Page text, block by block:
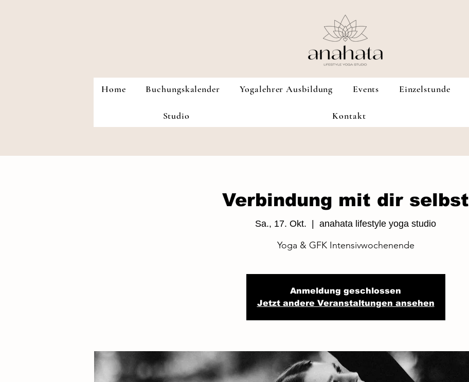
Home Buchungskalender Yogalehrer Ausbildung Events Einzelstunde
Studio Kontakt
Verbindung mit dir selbst
Sa., 17. Okt. anahata lifestyle yoga studio
Yoga & GFK Intensivwochenende
Anmeldung geschlossen
Jetzt andere Veranstaltungen ansehen